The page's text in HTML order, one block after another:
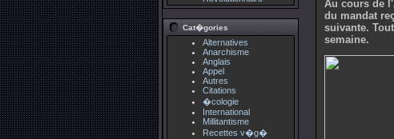
Cat�gories
Alternatives
Anarchisme
Anglais
Appel
Autres
Citations
�cologie
International
Millitantisme
Recettes v�g�
Au cours de
du mandat
suivante.
semaine.